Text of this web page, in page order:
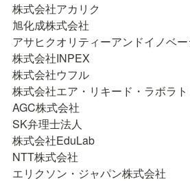
株式会社アカリク
旭化成株式会社
アサヒクオリティーアンドイノベ
株式会社INPEX
株式会社ウフル
株式会社エア・リキード・ラボラ
AGC株式会社
SK弁理士法人
株式会社EduLab
NTT株式会社
エリクソン・ジャパン株式会社